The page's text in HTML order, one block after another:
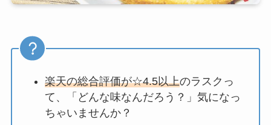
楽天の総合評価が☆4.5以上のラスクっ
て、「どんな味なんだろう？」気になっ
ちゃいませんか？